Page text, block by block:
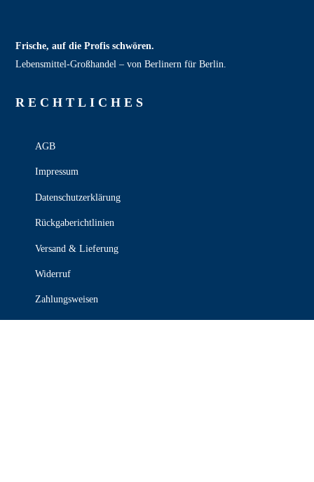
Frische, auf die Profis schwören.
Lebensmittel‑Großhandel – von Berlinern für Berlin.
RECHT­LICHES
AGB
Impressum
Datenschutzerklärung
Rückgaberichtlinien
Versand & Lieferung
Widerruf
Zahlungsweisen